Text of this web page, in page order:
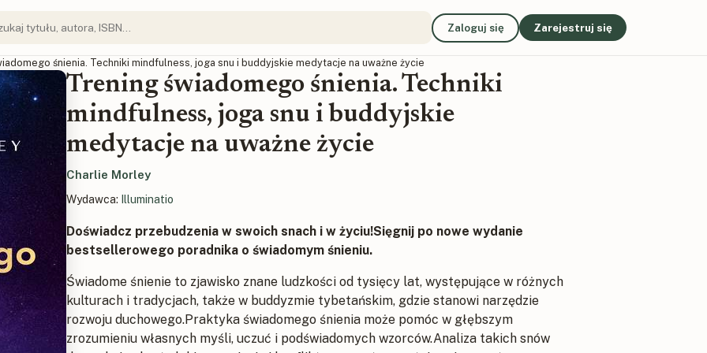
Zaloguj się Zarejestruj się
śnienia. Techniki mindfulness, joga snu i buddyjskie medytacje na uważne życie
Trening świadomego śnienia. Techniki
mindfulness, joga snu i buddyjskie
medytacje na uważne życie
Charlie Morley
Wydawca: Illuminatio
Doświadcz przebudzenia w swoich snach i w życiu!Sięgnij po nowe wydanie
bestsellerowego poradnika o świadomym śnieniu.
Świadome śnienie to zjawisko znane ludzkości od tysięcy lat, występujące w różnych
kulturach i tradycjach, także w buddyzmie tybetańskim, gdzie stanowi narzędzie
rozwoju duchowego.Praktyka świadomego śnienia może pomóc w głębszym
zrozumieniu własnych myśli, uczuć i podświadomych wzorców.Analiza takich snów